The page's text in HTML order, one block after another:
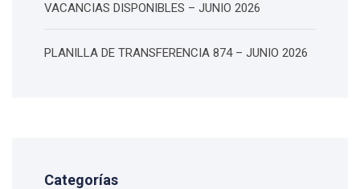
VACANCIAS DISPONIBLES – JUNIO 2026
PLANILLA DE TRANSFERENCIA 874 – JUNIO 2026
Categorías